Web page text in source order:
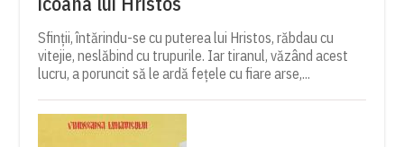
Sfinții, întărindu-se cu puterea lui Hristos, răbdau cu
vitejie, neslăbind cu trupurile. Iar tiranul, văzând acest
lucru, a poruncit să le ardă fețele cu fiare arse,...